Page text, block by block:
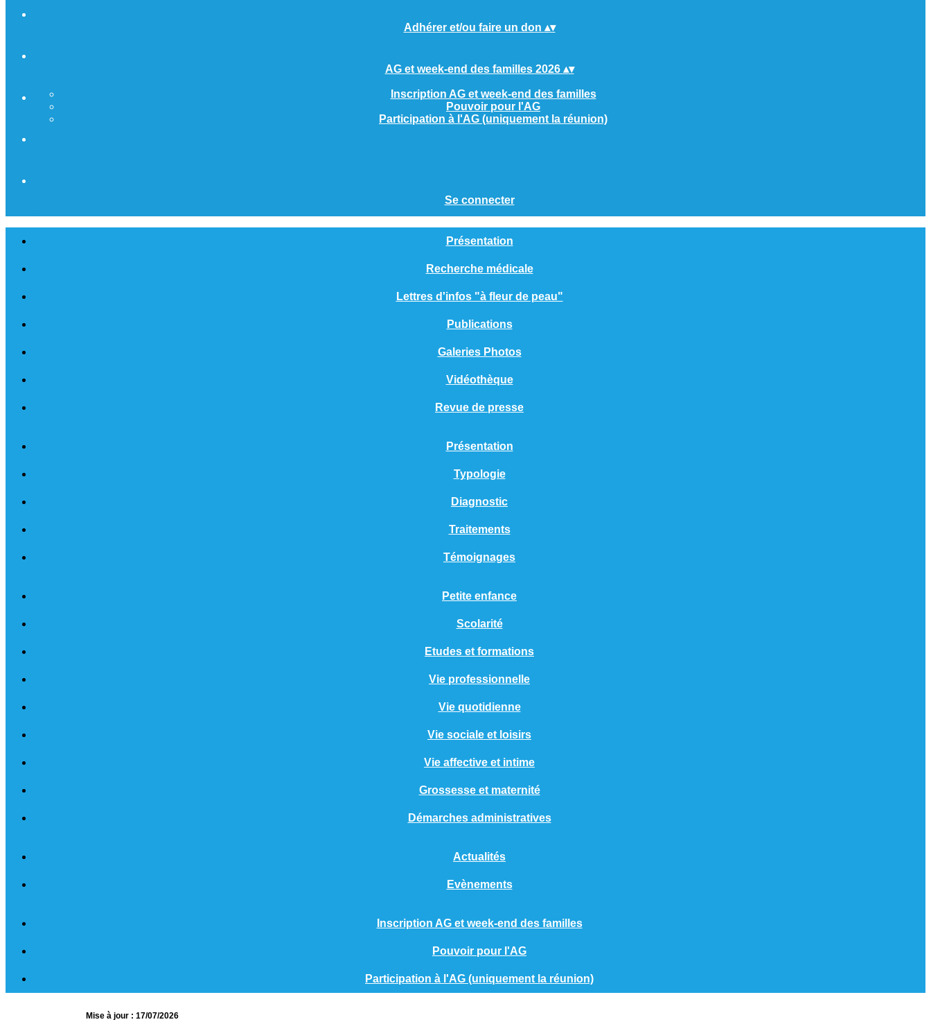
Adhérer et/ou faire un don ▴▾
AG et week-end des familles 2026 ▴▾
Inscription AG et week-end des familles
Pouvoir pour l'AG
Participation à l'AG (uniquement la réunion)
Se connecter
Présentation
Recherche médicale
Lettres d'infos "à fleur de peau"
Publications
Galeries Photos
Vidéothèque
Revue de presse
Présentation
Typologie
Diagnostic
Traitements
Témoignages
Petite enfance
Scolarité
Etudes et formations
Vie professionnelle
Vie quotidienne
Vie sociale et loisirs
Vie affective et intime
Grossesse et maternité
Démarches administratives
Actualités
Evènements
Inscription AG et week-end des familles
Pouvoir pour l'AG
Participation à l'AG (uniquement la réunion)
Mise à jour : 17/07/2026